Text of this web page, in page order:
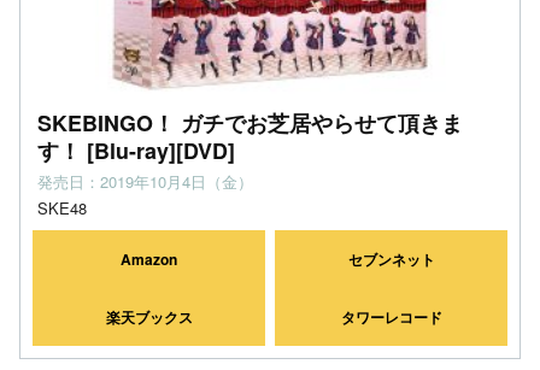
SKEBINGO！ ガチでお芝居やらせて頂きま
す！ [Blu-ray][DVD]
発売日：2019年10月4日（金）
SKE48
Amazon セブンネット
楽天ブックス タワーレコード